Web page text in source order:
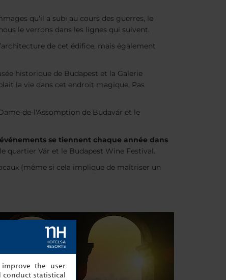
qu’il a subi au cours des guerres, le
le verrons dans les lignes qui suivent.
de cet édifice, mais également
historique de Budapest et la Galerie
la vie dans cet endroit magique. Pas
de-l'Assomption de Budavár et le
se tiennent chaque année dans
quartier Vár et le Budapest Wine Festival.
(même si cela implique de maîtriser un
the user
statistical